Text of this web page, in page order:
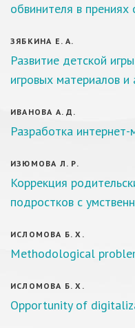
обвинителя в прениях
ЗЯБКИНА Е. А.
Развитие детской
игровых материалов и
ИВАНОВА А. Д.
Разработка
ИЗЮМОВА Л. Р.
Коррекция
подростков с
ИСЛОМОВА Б. Х.
Methodological
ИСЛОМОВА Б. Х.
Opportunity of